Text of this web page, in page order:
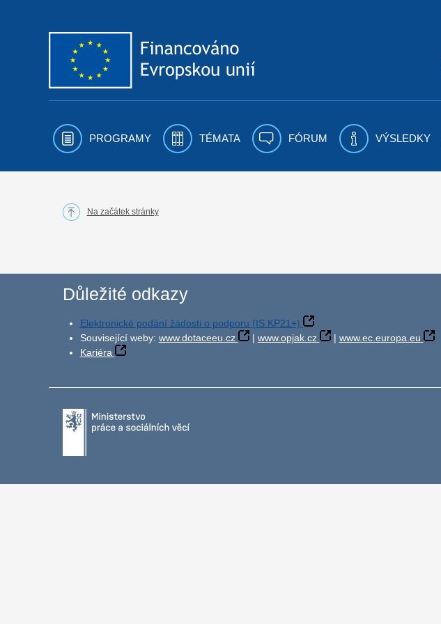
PROGRAMY TÉMATA FÓRUM VÝSLEDKY
Na začátek stránky
Důležité odkazy
Elektronické podání žádosti o podporu (IS KP21+)
Související weby: www.dotaceeu.cz | www.opjak.cz | www.ec.europa.eu
Kariéra